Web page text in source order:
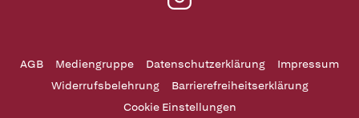
AGB Mediengruppe Datenschutzerklärung
Impressum
Widerrufsbelehrung
Barrierefreiheitserklärung
Cookie Einstellungen